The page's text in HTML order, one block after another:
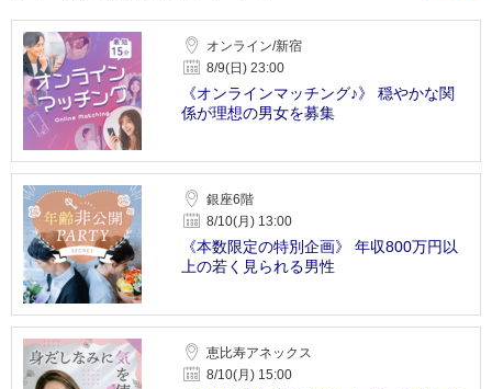
オンライン/新宿
8/9(日) 23:00
《オンラインマッチング♪》 穏やかな関
係が理想の男女を募集
銀座6階
8/10(月) 13:00
《本数限定の特別企画》 年収800万円以
上の若く見られる男性
恵比寿アネックス
8/10(月) 15:00